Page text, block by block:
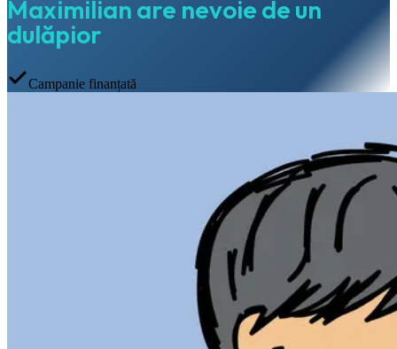
Maximilian are nevoie de un
dulăpior
Campanie finanțată